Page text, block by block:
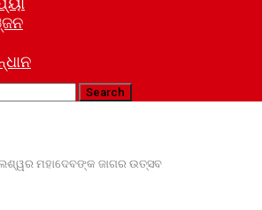
ମହାଦେବଙ୍କ ଜାଗର ଉତ୍ସବ